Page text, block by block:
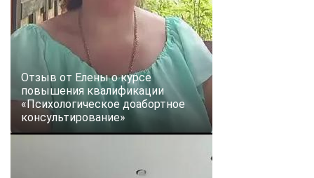
Отзыв от Елены о курсе
повышения квалификации
«Психологическое доабортное
консультирование»